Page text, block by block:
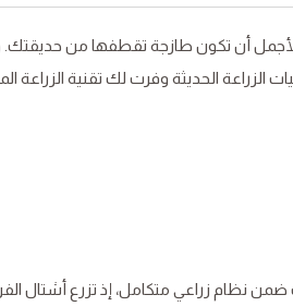
والأجمل أن تكون طازجة تقطفها من
الحديثة وفرت لك تقنية الزراعة
ضمن نظام زراعي متكامل، إذ تزرع أشتال